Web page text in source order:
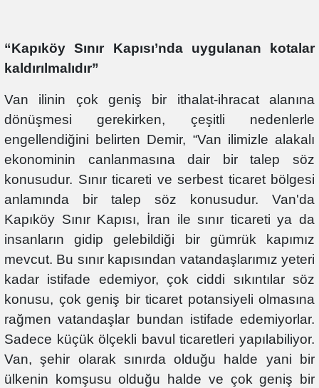
“Kapıköy Sınır Kapısı’nda uygulanan kotalar
kaldırılmalıdır”
Van ilinin çok geniş bir ithalat-ihracat alanına
dönüşmesi gerekirken, çeşitli nedenlerle
engellendiğini belirten Demir, “Van ilimizle alakalı
ekonominin canlanmasına dair bir talep söz
konusudur. Sınır ticareti ve serbest ticaret bölgesi
anlamında bir talep söz konusudur. Van'da
Kapıköy Sınır Kapısı, İran ile sınır ticareti ya da
insanların gidip gelebildiği bir gümrük kapımız
mevcut. Bu sınır kapısından vatandaşlarımız yeteri
kadar istifade edemiyor, çok ciddi sıkıntılar söz
konusu, çok geniş bir ticaret potansiyeli olmasına
rağmen vatandaşlar bundan istifade edemiyorlar.
Sadece küçük ölçekli bavul ticaretleri yapılabiliyor.
Van, şehir olarak sınırda olduğu halde yani bir
ülkenin komşusu olduğu halde ve çok geniş bir